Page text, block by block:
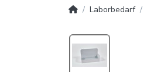
Laborbedarf